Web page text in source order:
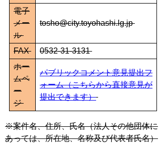
電子
メー
ル
tosho@city.toyohashi.lg.jp
FAX
0532-31-3131
ホー
ムペ
ー
ジ
パブリックコメント意見提出フ
ォーム（こちらから直接意見が
提出できます）
※案件名、住所、氏名（法人その他団体に
あっては、所在地、名称及び代表者氏名）